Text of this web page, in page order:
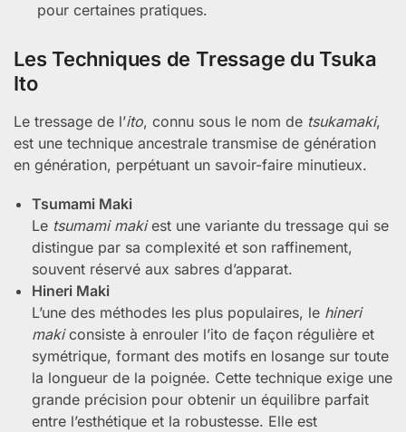
pour certaines pratiques.
Les Techniques de Tressage du Tsuka
Ito
Le tressage de l’ito, connu sous le nom de tsukamaki,
est une technique ancestrale transmise de génération
en génération, perpétuant un savoir-faire minutieux.
Tsumami Maki
Le tsumami makiest une variante du tressage qui se
distingue par sa complexité et son raffinement,
souvent réservé aux sabres d’apparat.
Hineri Maki
L’une des méthodes les plus populaires, le hineri
makiconsiste à enrouler l’ito de façon régulière et
symétrique, formant des motifs en losange sur toute
la longueur de la poignée. Cette technique exige une
grande précision pour obtenir un équilibre parfait
entre l’esthétique et la robustesse. Elle est